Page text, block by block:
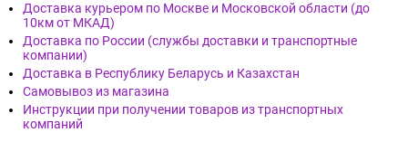
Доставка курьером по Москве и Московской области (до
10км от МКАД)
Доставка по России (службы доставки и транспортные
компании)
Доставка в Республику Беларусь и Казахстан
Самовывоз из магазина
Инструкции при получении товаров из транспортных
компаний